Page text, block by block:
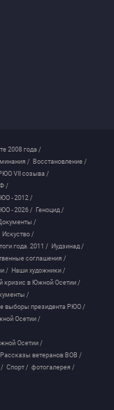
2008 года /
/ Восстановление /
VII созыва /
/
- 2012 /
- 2026 / Геноцид /
/
Искуство /
года. 2011 / Иудзинад /
соглашения /
/ Наши художники /
кризис в Южной Осетии /
/
выборы президента РЮО /
Осетии /
Осетии /
Рассказы ветеранов ВОВ /
/ Спорт / фотогалерея /